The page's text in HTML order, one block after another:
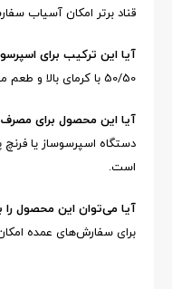
قناد برتر امکان آسیاب
آیا این ترکیب برای
50/50 با کرمای بالا و طعم متعادل، برای اسپرسو ایده‌آل است.
آیا این محصول برای
دستگاه اسپرسوساز یا فرنچ
است.
آیا می‌توان این محصول را
برای سفارش‌های عمده